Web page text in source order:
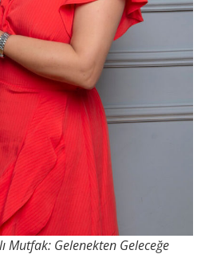
Mutfak: Gelenekten Geleceğe